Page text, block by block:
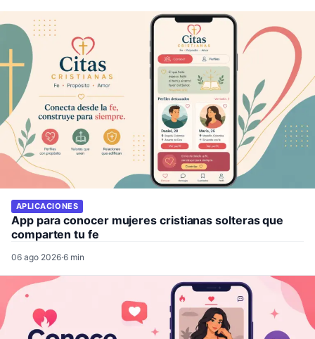
APLICACIONES
App para conocer mujeres cristianas solteras que
comparten tu fe
06 ago 2026·6 min